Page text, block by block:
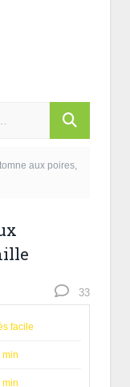
aux poires,
33
facile
min
min